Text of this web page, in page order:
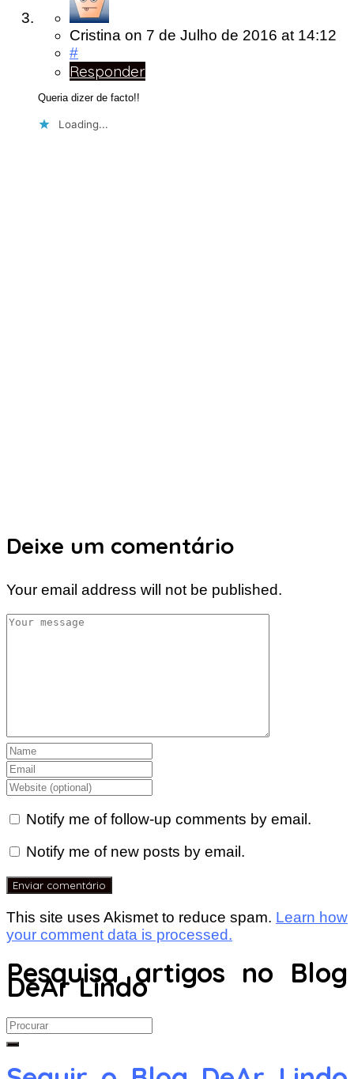
Cristina on 7 de Julho de 2016 at 14:12
#
Responder
Queria dizer de facto!!
Loading...
Deixe um comentário
Your email address will not be published.
Notify me of follow-up comments by email.
Notify me of new posts by email.
This site uses Akismet to reduce spam. Learn how
your comment data is processed.
Pesquisa artigos no Blog
DeAr Lindo
Search
for: